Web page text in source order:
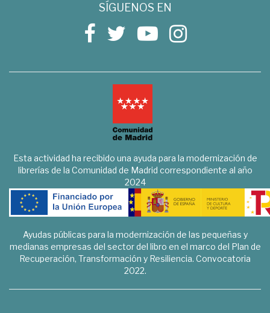
SÍGUENOS EN
Esta actividad ha recibido una ayuda para la modernización de
librerías de la Comunidad de Madrid correspondiente al año
2024
Ayudas públicas para la modernización de las pequeñas y
medianas empresas del sector del libro en el marco del Plan de
Recuperación, Transformación y Resiliencia. Convocatoria
2022.